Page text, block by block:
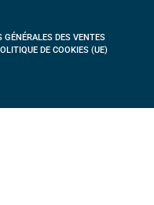
GÉNÉRALES DES VENTES
DE COOKIES (UE)